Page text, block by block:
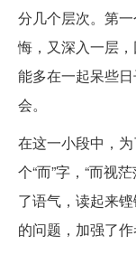
分几个层次。第
悔，又深入一层
能多在一起呆些
会。
在这一小段中，
个“而”字，“而视
了语气，读起来
的问题，加强了作